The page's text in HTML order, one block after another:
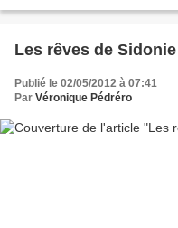
Les rêves de
Publié le 02/05/2012 à 07:41
Par Véronique Pédréro